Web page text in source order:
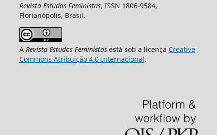
Revista Estudos Feministas, ISSN 1806-9584,
Florianópolis, Brasil.
A Revista Estudos Feministasestá sob a licença Creative
Commons Atribuição 4.0 Internacional.